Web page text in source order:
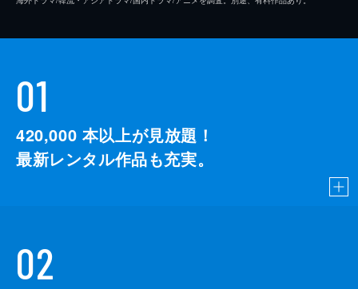
01
420,000 本以上が見放題！
最新レンタル作品も充実。
02